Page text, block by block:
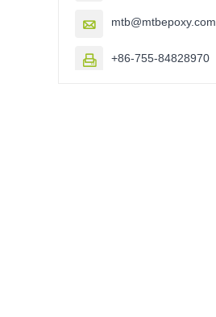
 mtb@mtbepoxy.com
 +86-755-84828970